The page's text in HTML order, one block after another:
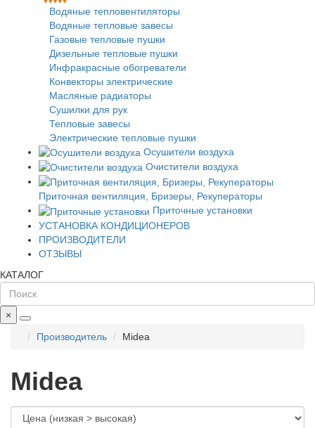
Водяные тепловентиляторы
Водяные тепловые завесы
Газовые тепловые пушки
Дизельные тепловые пушки
Инфракрасные обогреватели
Конвекторы электрические
Масляные радиаторы
Сушилки для рук
Тепловые завесы
Электрические тепловые пушки
Осушители воздуха
Очистители воздуха
Приточная вентиляция, Бризеры, Рекуператоры
Приточные установки
УСТАНОВКА КОНДИЦИОНЕРОВ
ПРОИЗВОДИТЕЛИ
ОТЗЫВЫ
КАТАЛОГ
×
Производитель
Midea
Midea